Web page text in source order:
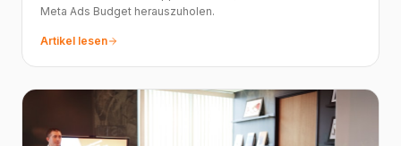
Meta Ads Budget herauszuholen.
Artikel lesen